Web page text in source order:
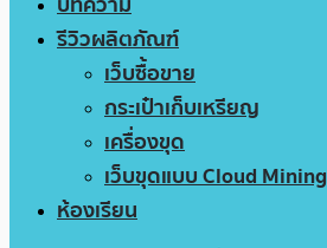
รีวิวผลิตภัณฑ์
เว็บซื้อขาย
กระเป๋าเก็บเหรียญ
เครื่องขุด
เว็บขุดแบบ Cloud Mining
ห้องเรียน